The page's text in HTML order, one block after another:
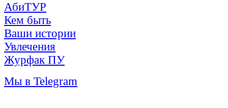
АбиТУР
Кем быть
Ваши истории
Увлечения
Журфак ПУ
Мы в Telegram